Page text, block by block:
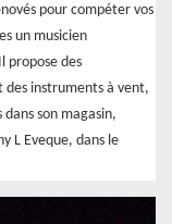
pour compéter vos
un musicien
propose des
des instruments à vent,
son magasin,
L Eveque, dans le